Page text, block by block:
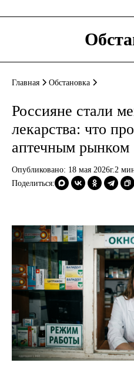
Главная Обстановка
Россияне стали
лекарства: что
аптечным рынком
Опубликовано: 18 мая 2026г.2
Поделиться: